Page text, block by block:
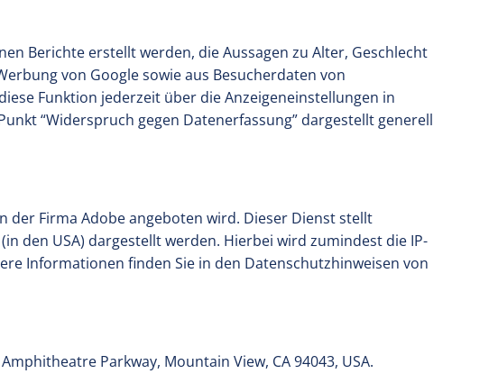
Berichte erstellt werden, die Aussagen zu Alter, Geschlecht
von Google sowie aus Besucherdaten von
Funktion jederzeit über die Anzeigeneinstellungen in
“Widerspruch gegen Datenerfassung” dargestellt generell
der Firma Adobe angeboten wird. Dieser Dienst stellt
den USA) dargestellt werden. Hierbei wird zumindest die IP-
Informationen finden Sie in den Datenschutzhinweisen von
Parkway, Mountain View, CA 94043, USA.